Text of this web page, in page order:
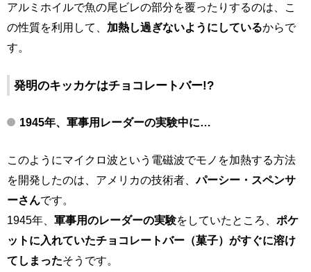
アルミホイルで魚の尾ビレの部分を覆ったりするのは、こ
の性質を利用して、 加熱し過ぎないようにしているからで
す。
発明のキッカケはチョコレートバー!?
1945年、軍事用レーダーの実験中に…
このようにマイクロ波という電磁波でモノを加熱する方法
を開発したのは、アメリカの技術者、パーシー・スペンサ
ーさんです。
1945年、 軍事用のレーダーの実験をしていたところ、 ポケ
ットに入れていたチョコレートバー（菓子）がすぐに溶け
てしまったそうです。